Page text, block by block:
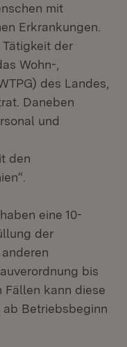
mit
Erkrankungen.
der
Wohn-,
des Landes,
Daneben
und
den
eine 10-
der
bis
Fällen kann diese
Betriebsbeginn